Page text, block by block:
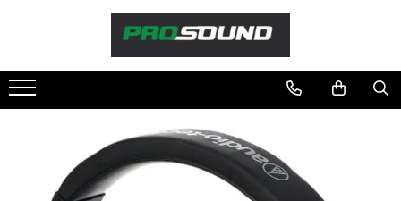
Sonorizare / PA
Procesoare si efecte
Shockmount
Stabilizatoare de tensiune UPS si